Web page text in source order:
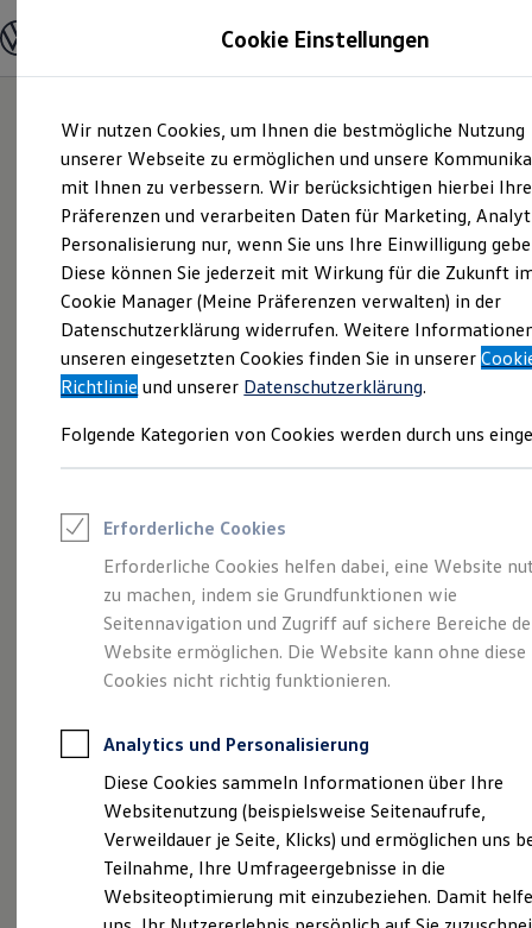
Hauptinhalt
springen
Footer
springen
Modelle und Konfigurator
Modelle vergleichen
Elektroautos
ENERGY Sondermodelle
Nutzfahrzeuge
SUV und CUV
Familienautos
Kombis
Kompaktwagen
Sportwagen
Schnell verfügbare Fahrzeuge
Angebote und Produkte
Aktuelle Angebote
E-Auto-Förderung
Volkswagen Marktplatz
Junge Gebrauchtwagen und Gebrauchtwagen
Saisonangebote
Leasing
Leasing-Angebote
Gebrauchtwagen Leasing
Junge Gebrauchtwagen-Leasing
Elektroauto Leasing
Kleinwagen-Leasing
Leasing ohne Anzahlung
Autokredit mit Schlussrate
Versicherungen und Garantien
Kfz-Versicherung
Restschuldversicherungen
Garantien
Wartungsverträge
Geschäftskunden
Professional Class bei Volkswagen
Großkunden
Voll im Leben.
Vollelektrisch. Der
ID.3
Cookie Einstellungen
Wir nutzen Cookies, um Ihnen die bestmögliche Nutzung
unserer Webseite zu ermöglichen und unsere
mit Ihnen zu verbessern. Wir berücksichtigen hierbei Ihre
Präferenzen und verarbeiten Daten für Marketing,
Personalisierung nur, wenn Sie uns Ihre Einwilligung
Diese können Sie jederzeit mit Wirkung für die Zukunft
Cookie Manager (Meine Präferenzen verwalten) in der
Datenschutzerklärung widerrufen. Weitere
unseren eingesetzten Cookies finden Sie in unserer
Richtlinie und unserer Datenschutzerklärung.
Folgende Kategorien von Cookies werden durch uns
Erforderliche Cookies
Erforderliche Cookies helfen dabei, eine Website
zu machen, indem sie Grundfunktionen wie
Seitennavigation und Zugriff auf sichere Bereiche
Website ermöglichen. Die Website kann ohne diese
Cookies nicht richtig funktionieren.
Analytics und Personalisierung
Diese Cookies sammeln Informationen über Ihre
Websitenutzung (beispielsweise Seitenaufrufe,
Verweildauer je Seite, Klicks) und ermöglichen uns
Teilnahme, Ihre Umfrageergebnisse in die
Websiteoptimierung mit einzubeziehen. Damit